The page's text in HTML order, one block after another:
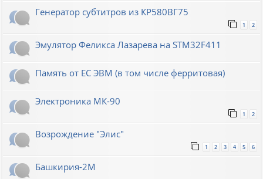
Генератор субтитров из КР580ВГ75
1 2
Эмулятор Феликса Лазарева на STM32F411
Память от ЕС ЭВМ (в том числе ферритовая)
Электроника МК-90
1 2
Возрождение "Элис"
1 2 3 4 5 6
Башкирия-2М